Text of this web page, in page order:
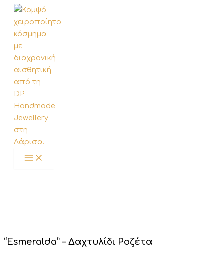
Μετάβαση
στο
περιεχόμενο
“Esmeralda” – Δαχτυλίδι Ροζέτα